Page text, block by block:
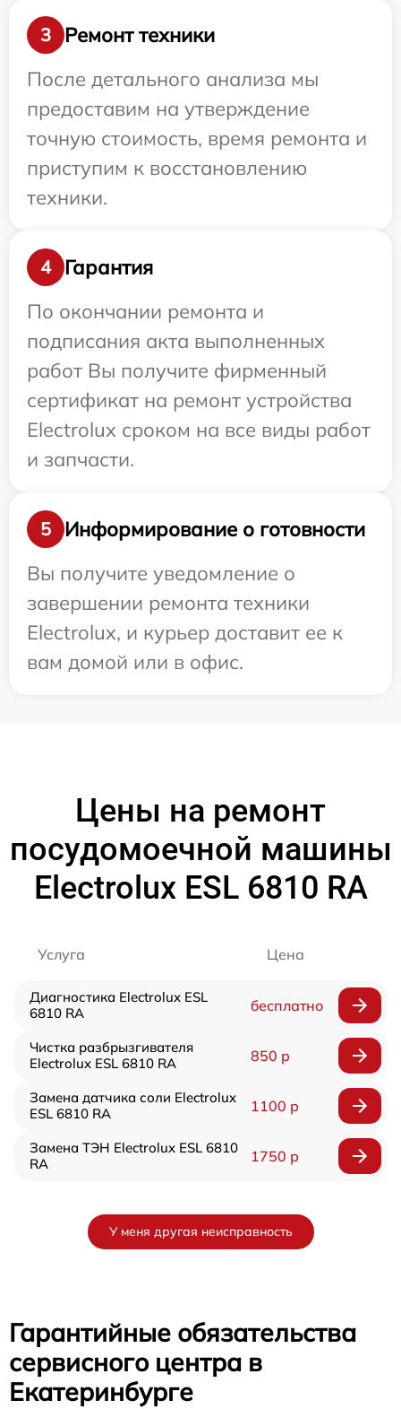
3
Ремонт техники
После детального анализа мы
предоставим на утверждение
точную стоимость, время ремонта и
приступим к восстановлению
техники.
4
Гарантия
По окончании ремонта и
подписания акта выполненных
работ Вы получите фирменный
сертификат на ремонт устройства
Electrolux сроком на все виды работ
и запчасти.
5
Информирование о готовности
Вы получите уведомление о
завершении ремонта техники
Electrolux, и курьер доставит ее к
вам домой или в офис.
Цены на ремонт
посудомоечной машины
Electrolux ESL 6810 RA
Услуга Цена
Диагностика Electrolux ESL
6810 RA
бесплатно
Чистка разбрызгивателя
Electrolux ESL 6810 RA
850 р
Замена датчика соли Electrolux
ESL 6810 RA
1100 р
Замена ТЭН Electrolux ESL 6810
RA
1750 р
У меня другая неисправность
Гарантийные обязательства
сервисного центра в
Екатеринбурге